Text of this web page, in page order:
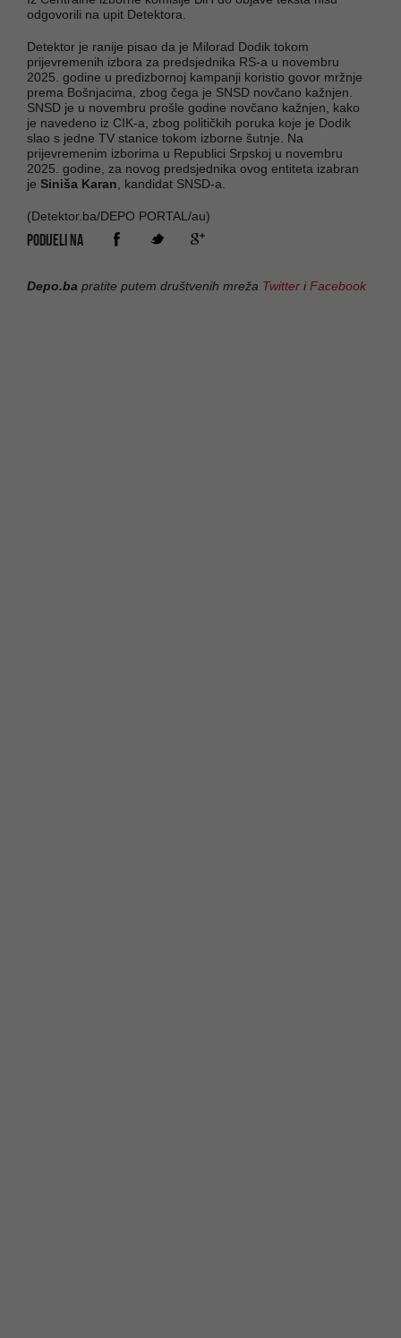
odgovorili na upit Detektora.
Detektor je ranije pisao da je Milorad Dodik tokom
prijevremenih izbora za predsjednika RS-a u novembru
2025. godine u predizbornoj kampanji koristio govor mržnje
prema Bošnjacima, zbog čega je SNSD novčano kažnjen.
SNSD je u novembru prošle godine novčano kažnjen, kako
je navedeno iz CIK-a, zbog političkih poruka koje je Dodik
slao s jedne TV stanice tokom izborne šutnje. Na
prijevremenim izborima u Republici Srpskoj u novembru
2025. godine, za novog predsjednika ovog entiteta izabran
je Siniša Karan , kandidat SNSD-a.
(Detektor.ba/DEPO PORTAL/au)
PODIJELI NA
Depo.ba pratite putem društvenih mreža Twitter iFacebook